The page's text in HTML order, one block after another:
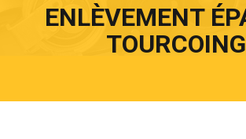
ENLÈVEMENT
TOURCOING